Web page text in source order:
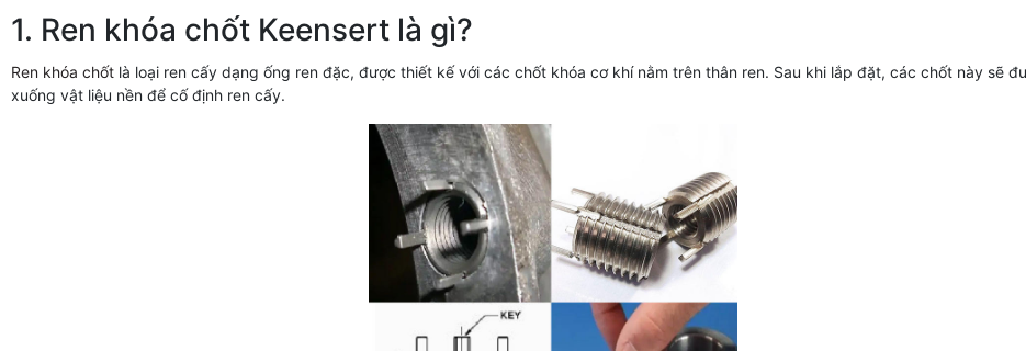
1. Ren khóa chốt Keensert là gì?
Ren khóa chốt là loại ren cấy dạng ống ren đặc, được thiết kế với các chốt khóa cơ khí nằm trên thân ren. Sau khi lắp đặt, các chốt này sẽ
xuống vật liệu nền để cố định ren cấy.